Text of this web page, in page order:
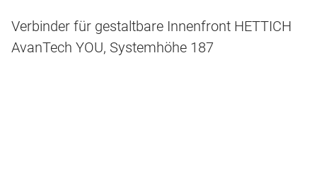
Verbinder für gestaltbare Innenfront HETTICH
AvanTech YOU, Systemhöhe 187